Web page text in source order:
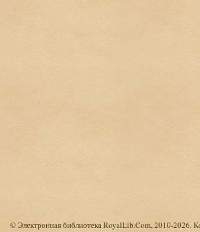
© Электронная библиотека RoyalLib.Com, 2010-2026.